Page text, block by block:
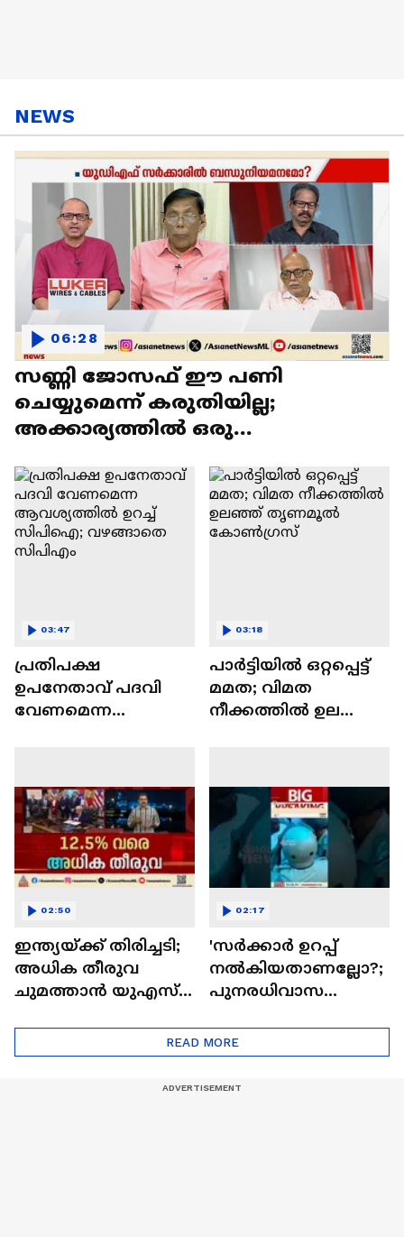
NEWS
സണ്ണി ജോസഫ് ഈ പണി
ചെയ്യുമെന്ന് കരുതിയില്ല;
അക്കാര്യത്തിൽ ഒരു
പൊടിപാറ
06:28
പ്രതിപക്ഷ
ഉപനേതാവ് പദവി
വേണമെന്ന
03:47
പാർട്ടിയിൽ ഒറ്റപ്പെട്ട്
മമത; വിമത
നീക്കത്തിൽ ഉലഞ്ഞ്
03:18
ഇന്ത്യയ്ക്ക് തിരിച്ചടി;
അധിക തീരുവ
ചുമത്താൻ യുഎസ്;
02:50
'സർക്കാർ ഉറപ്പ്
നൽകിയതാണല്ലോ?;
പുനരധിവാസ
ജനങ്ങളോട്
സംസാരിച്ചിട്ടില്ല'
02:17
READ MORE